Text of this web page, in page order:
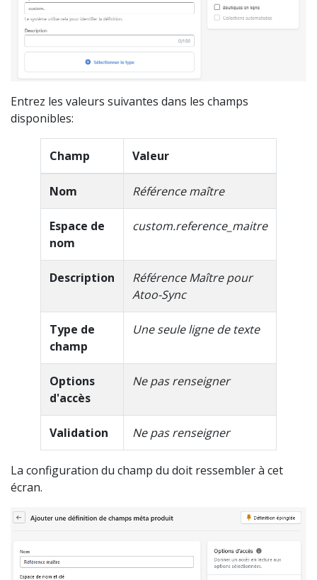
Entrez les valeurs suivantes dans les champs
disponibles:
Champ Valeur
Nom Référence maître
Espace de
nom
custom.reference_maitre
Description
Référence Maître pour
Atoo-Sync
Type de
champ
Une seule ligne de texte
Options
d'accès
Ne pas renseigner
Validation Ne pas renseigner
La configuration du champ du doit ressembler à cet
écran.